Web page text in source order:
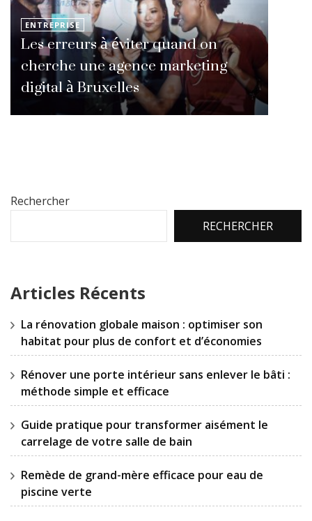
ENTREPRISE
Les erreurs à éviter quand on
cherche une agence marketing
digital à Bruxelles
Rechercher
RECHERCHER
Articles Récents
La rénovation globale maison : optimiser son
habitat pour plus de confort et d’économies
Rénover une porte intérieur sans enlever le bâti :
méthode simple et efficace
Guide pratique pour transformer aisément le
carrelage de votre salle de bain
Remède de grand-mère efficace pour eau de
piscine verte